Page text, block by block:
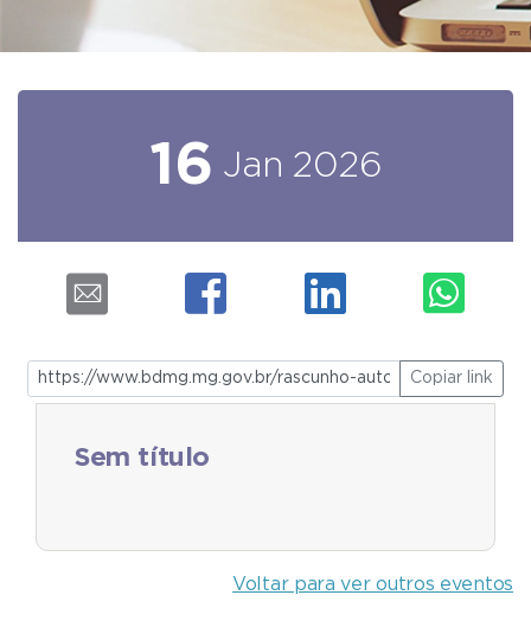
16 Jan 2026
Copiar link
Sem título
Voltar para ver outros eventos